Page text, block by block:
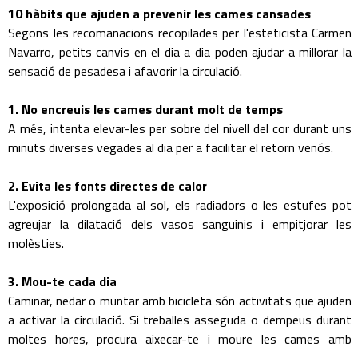
10 hàbits que ajuden a prevenir les cames cansades
Segons les recomanacions recopilades per l'esteticista Carmen
Navarro, petits canvis en el dia a dia poden ajudar a millorar la
sensació de pesadesa i afavorir la circulació.
1. No encreuis les cames durant molt de temps
A més, intenta elevar-les per sobre del nivell del cor durant uns
minuts diverses vegades al dia per a facilitar el retorn venós.
2. Evita les fonts directes de calor
L'exposició prolongada al sol, els radiadors o les estufes pot
agreujar la dilatació dels vasos sanguinis i empitjorar les
molèsties.
3. Mou-te cada dia
Caminar, nedar o muntar amb bicicleta són activitats que ajuden
a activar la circulació. Si treballes asseguda o dempeus durant
moltes hores, procura aixecar-te i moure les cames amb